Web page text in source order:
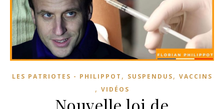
LES PATRIOTES - PHILIPPOT , SUSPENDUS, VACCINS
, VIDÉOS